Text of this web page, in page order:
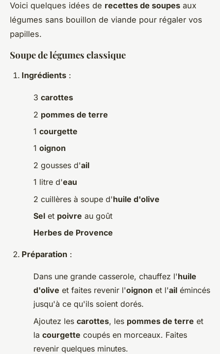
Voici quelques idées de recettes de soupes aux
légumes sans bouillon de viande pour régaler vos
papilles.
Soupe de légumes classique
Ingrédients :
3 carottes
2 pommes de terre
1 courgette
1 oignon
2 gousses d'ail
1 litre d'eau
2 cuillères à soupe d'huile d'olive
Sel et poivre au goût
Herbes de Provence
Préparation :
Dans une grande casserole, chauffez l'huile
d'olive et faites revenir l'oignon et l'ail émincés
jusqu'à ce qu'ils soient dorés.
Ajoutez les carottes, les pommes de terre et
la courgette coupés en morceaux. Faites
revenir quelques minutes.